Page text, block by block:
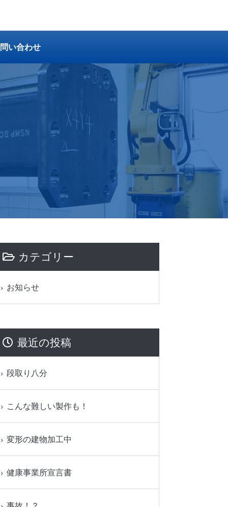
い合わせ
カテゴリー
お知らせ
最近の投稿
段取り八分
こんな難しい製作も！
変形の建物加工中
健康事業所宣言書